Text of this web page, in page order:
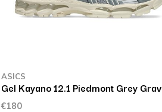
ASICS
Gel Kayano 12.1 Piedmont Grey
€180